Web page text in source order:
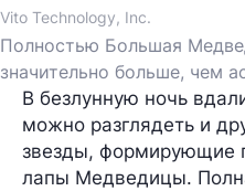
Vito Technology, Inc.
Полностью Большая
значительно больше, чем
В безлунную ночь
можно разглядеть и
звезды, формирующие
лапы Медведицы.